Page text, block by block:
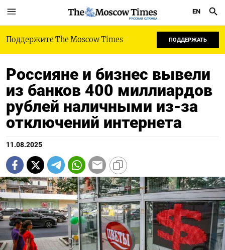
РУССКАЯ СЛУЖБА
EN
Поддержите The Moscow Times ПОДДЕРЖАТЬ
Россияне и бизнес вывели
из банков 400 миллиардов
рублей наличными из-за
отключений интернета
11.08.2025